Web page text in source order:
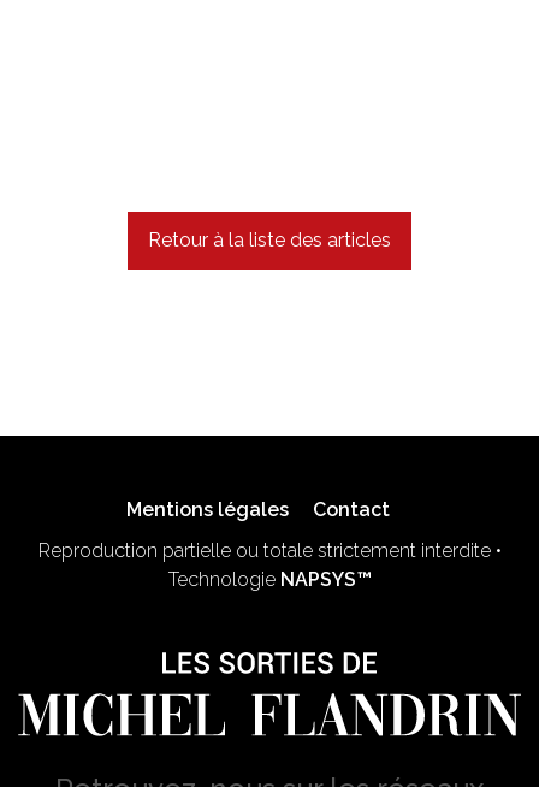
Retour à la liste des articles
Mentions légales
Contact
Reproduction partielle ou totale strictement interdite •
Technologie NAPSYS™